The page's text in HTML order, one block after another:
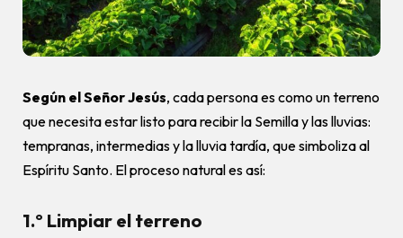
Según el Señor Jesús, cada persona es como un terreno
que necesita estar listo para recibir la Semilla y las lluvias:
tempranas, intermedias y la lluvia tardía, que simboliza al
Espíritu Santo. El proceso natural es así:
1.º Limpiar el terreno